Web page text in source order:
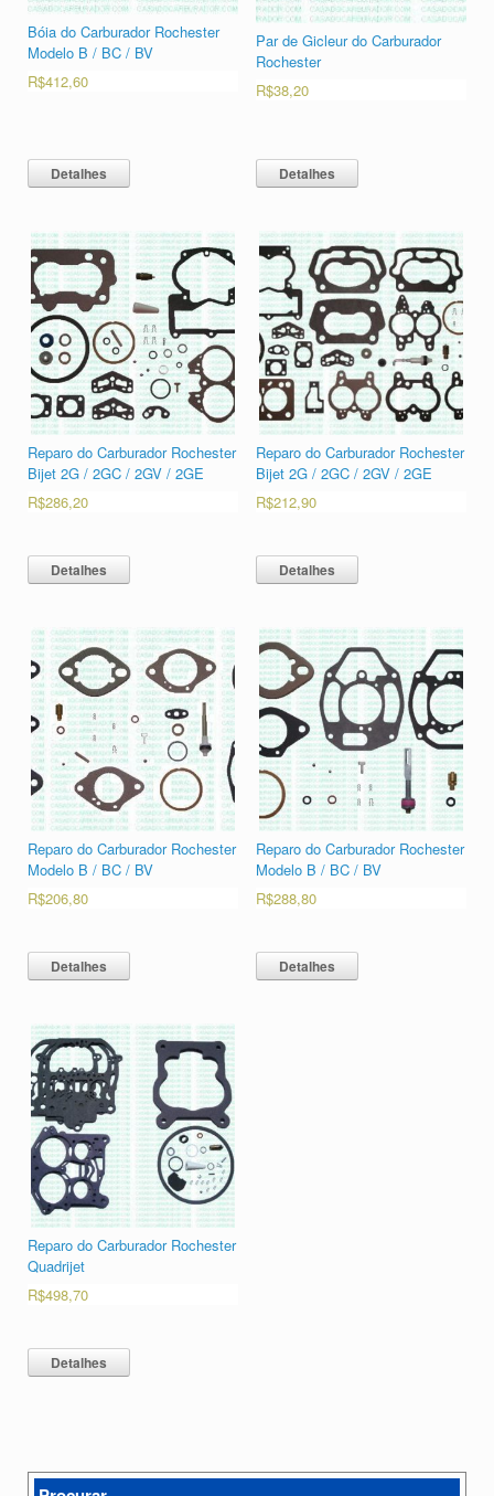
Bóia do Carburador Rochester
Modelo B / BC / BV
R$412,60
Detalhes
Par de Gicleur do Carburador
Rochester
R$38,20
Detalhes
Reparo do Carburador Rochester
Bijet 2G / 2GC / 2GV / 2GE
R$286,20
Detalhes
Reparo do Carburador Rochester
Bijet 2G / 2GC / 2GV / 2GE
R$212,90
Detalhes
Reparo do Carburador Rochester
Modelo B / BC / BV
R$206,80
Detalhes
Reparo do Carburador Rochester
Modelo B / BC / BV
R$288,80
Detalhes
Reparo do Carburador Rochester
Quadrijet
R$498,70
Detalhes